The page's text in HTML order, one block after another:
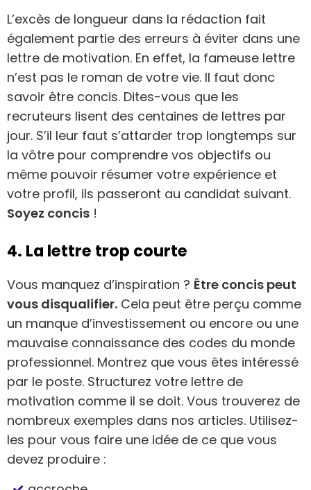
L’excès de longueur dans la rédaction fait
également partie des erreurs à éviter dans une
lettre de motivation. En effet, la fameuse lettre
n’est pas le roman de votre vie. Il faut donc
savoir être concis. Dites-vous que les
recruteurs lisent des centaines de lettres par
jour. S’il leur faut s’attarder trop longtemps sur
la vôtre pour comprendre vos objectifs ou
même pouvoir résumer votre expérience et
votre profil, ils passeront au candidat suivant.
Soyez concis !
4. La lettre trop courte
Vous manquez d’inspiration ? Être concis peut
vous disqualifier. Cela peut être perçu comme
un manque d’investissement ou encore ou une
mauvaise connaissance des codes du monde
professionnel. Montrez que vous êtes intéressé
par le poste. Structurez votre lettre de
motivation comme il se doit. Vous trouverez de
nombreux exemples dans nos articles. Utilisez-
les pour vous faire une idée de ce que vous
devez produire :